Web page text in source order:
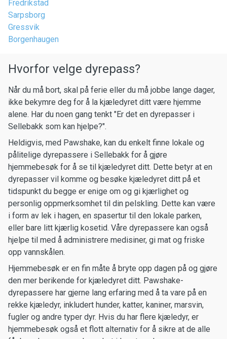
Fredrikstad
Sarpsborg
Gressvik
Borgenhaugen
Hvorfor velge dyrepass?
Når du må bort, skal på ferie eller du må jobbe lange dager,
ikke bekymre deg for å la kjæledyret ditt være hjemme
alene. Har du noen gang tenkt "Er det en dyrepasser i
Sellebakk som kan hjelpe?".
Heldigvis, med Pawshake, kan du enkelt finne lokale og
pålitelige dyrepassere i Sellebakk for å gjøre
hjemmebesøk for å se til kjæledyret ditt. Dette betyr at en
dyrepasser vil komme og besøke kjæledyret ditt på et
tidspunkt du begge er enige om og gi kjærlighet og
personlig oppmerksomhet til din pelskling. Dette kan være
i form av lek i hagen, en spasertur til den lokale parken,
eller bare litt kjærlig kosetid. Våre dyrepassere kan også
hjelpe til med å administrere medisiner, gi mat og friske
opp vannskålen.
Hjemmebesøk er en fin måte å bryte opp dagen på og gjøre
den mer berikende for kjæledyret ditt. Pawshake-
dyrepassere har gjerne lang erfaring med å ta vare på en
rekke kjæledyr, inkludert hunder, katter, kaniner, marsvin,
fugler og andre typer dyr. Hvis du har flere kjæledyr, er
hjemmebesøk også et flott alternativ for å sikre at de alle